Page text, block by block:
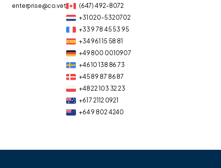
enterprise@co.vet
(647) 492-8072
+31 020-5320702
+33 9 78 45 53 95
+34 961 15 58 81
+49 800 0010907
+46 10 138 86 73
+45 89 87 86 87
+48 22 103 32 23
+61 7 2112 0921
+64 9 802 4240